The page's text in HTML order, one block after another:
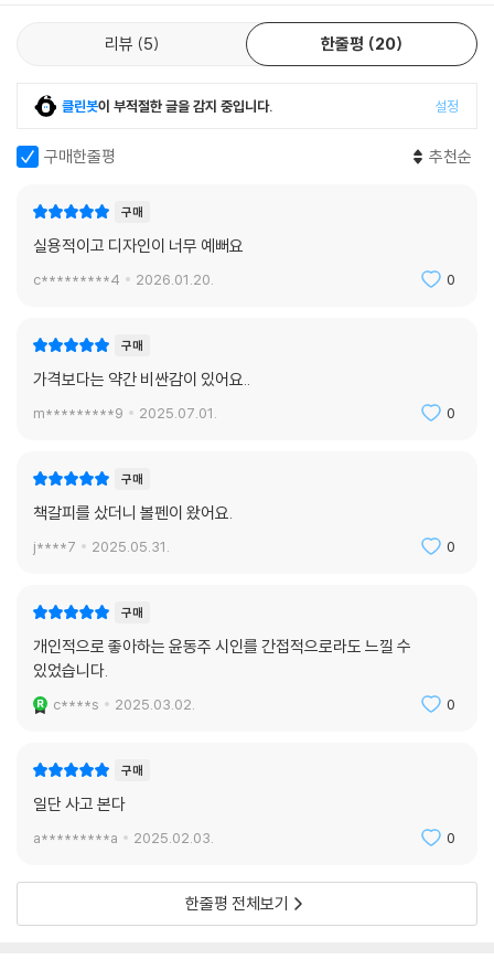
리뷰 5 한줄평 20
클린봇이 부적절한 글을 감지 중입니다. 설정
구매한줄평 추천순
구매
실용적이고 디자인이 너무 예뻐요
c*********4 2026.01.20. 0
구매
가격보다는 약간 비싼감이 있어요..
m*********9 2025.07.01. 0
구매
책갈피를 샀더니 볼펜이 왔어요.
j****7 2025.05.31. 0
구매
개인적으로 좋아하는 윤동주 시인를 간접적으로라도 느낄 수
있었습니다.
c****s 2025.03.02. 0
구매
일단 사고 본다
a*********a 2025.02.03. 0
한줄평 전체보기